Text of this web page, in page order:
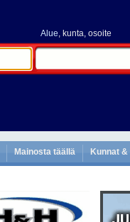
Alue, kunta, osoite
Mainosta täällä Kunnat